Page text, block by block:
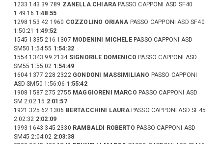
1233 143 39 789 ZANELLA CHIARA PASSO CAPPONI ASD SF40
1:49:16 1:48:55
1298 153 42 1960 COZZOLINO ORIANA PASSO CAPPONI ASD SF40
1:50:21 1:49:52
1545 1335 216 1307 MODENINI MICHELEPASSO CAPPONI ASD
SM50 1:54:55 1:54:32
1554 1343 99 2134 SIGNORILE DOMENICO PASSO CAPPONI ASD
SM55 1:55:02 1:54:49
1604 1377 228 2322 GONDONI MASSIMILIANO PASSO CAPPONI
ASD SM50 1:56:06 1:55:42
1908 1587 275 2755 MAGGIORENI MARCO PASSO CAPPONI ASD
SM 2:02:15 2:01:57
1921 325 62 1306 BERTACCHINI LAURAPASSO CAPPONI ASD SF45
2:02:32 2:02:09
1993 1643 345 2330 RAMBALDI ROBERTO PASSO CAPPONI ASD
SM45 2:04:02 2:03:38